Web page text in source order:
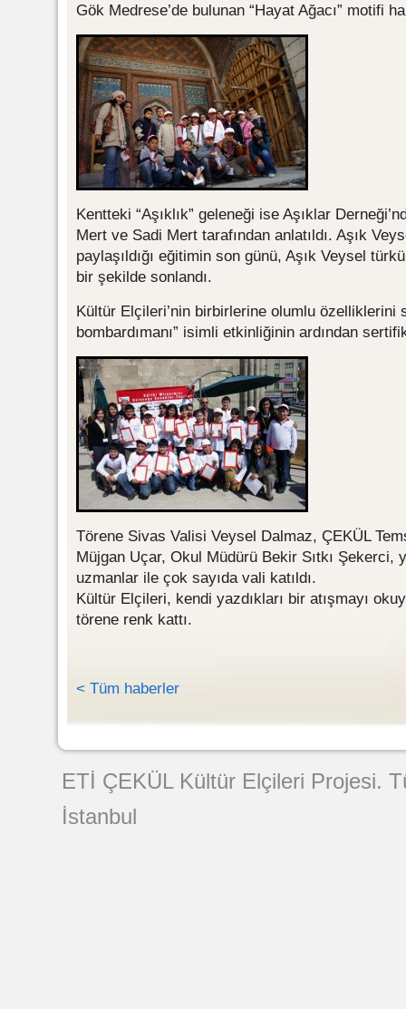
Gök Medrese’de bulunan “Hayat Ağacı” motifi
Kentteki “Aşıklık” geleneği ise Aşıklar
Mert ve Sadi Mert tarafından anlatıldı. Aşık
paylaşıldığı eğitimin son günü, Aşık Veysel
bir şekilde sonlandı.
Kültür Elçileri’nin birbirlerine olumlu özelliklerini
bombardımanı” isimli etkinliğinin ardından
Törene Sivas Valisi Veysel Dalmaz, ÇEKÜL
Müjgan Uçar, Okul Müdürü Bekir Sıtkı Şekerci,
uzmanlar ile çok sayıda vali katıldı.
Kültür Elçileri, kendi yazdıkları bir atışmayı
törene renk kattı.
< Tüm haberler
ETİ ÇEKÜL Kültür Elçileri Projesi.
İstanbul